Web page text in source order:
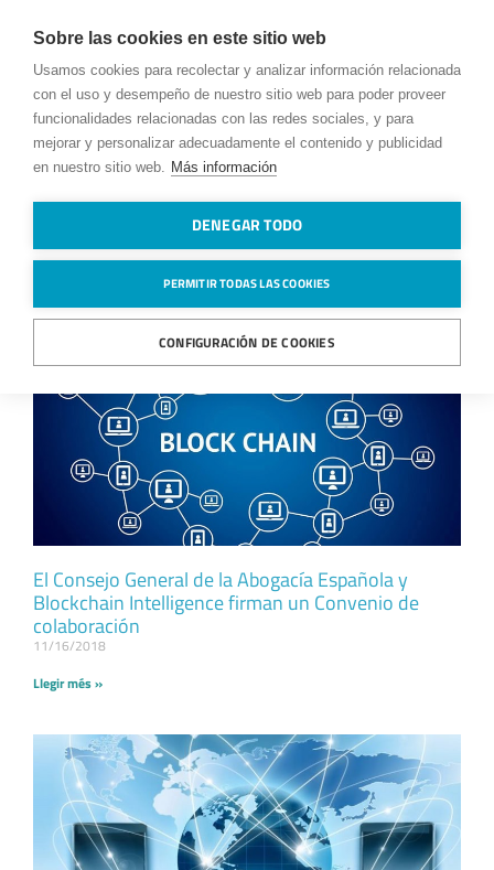
Blog
El Consejo General de la Abogacía Española y
Blockchain Intelligence firman un Convenio de
colaboración
11/16/2018
Llegir més »
Sobre las cookies en este sitio web
Usamos cookies para recolectar y analizar información relacionada
con el uso y desempeño de nuestro sitio web para poder proveer
funcionalidades relacionadas con las redes sociales, y para
mejorar y personalizar adecuadamente el contenido y publicidad
en nuestro sitio web. Más información
DENEGAR TODO
PERMITIR TODAS LAS COOKIES
CONFIGURACIÓN DE COOKIES